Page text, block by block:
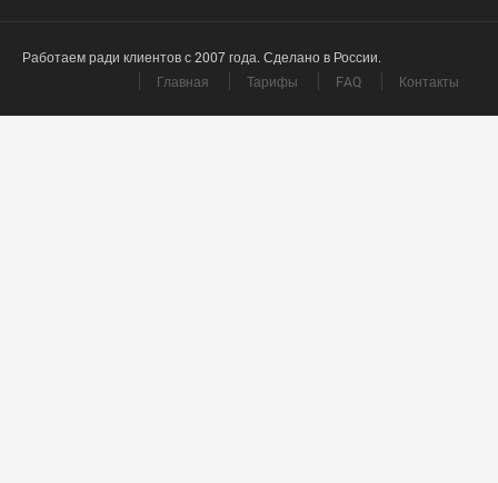
Работаем ради клиентов с 2007 года. Сделано в России.
Главная
Тарифы FAQ Контакты